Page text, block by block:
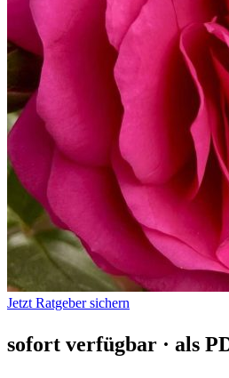
Jetzt Ratgeber sichern
sofort verfügbar · als